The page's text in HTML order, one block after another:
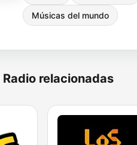
Músicas del mundo
relacionadas